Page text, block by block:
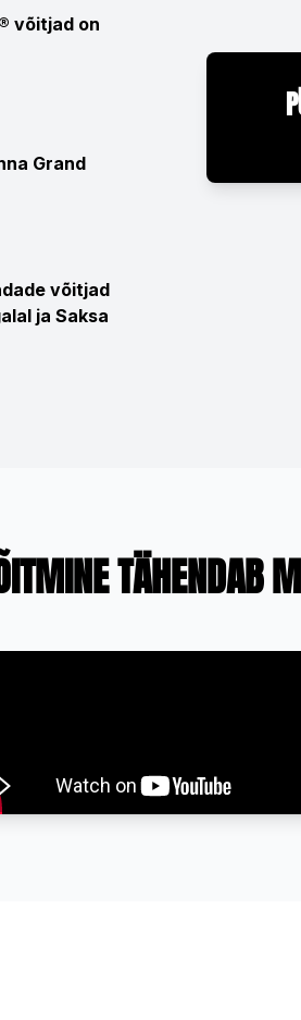
võitjad on
Grand
võitjad
ja Saksa
TÄHENDAB